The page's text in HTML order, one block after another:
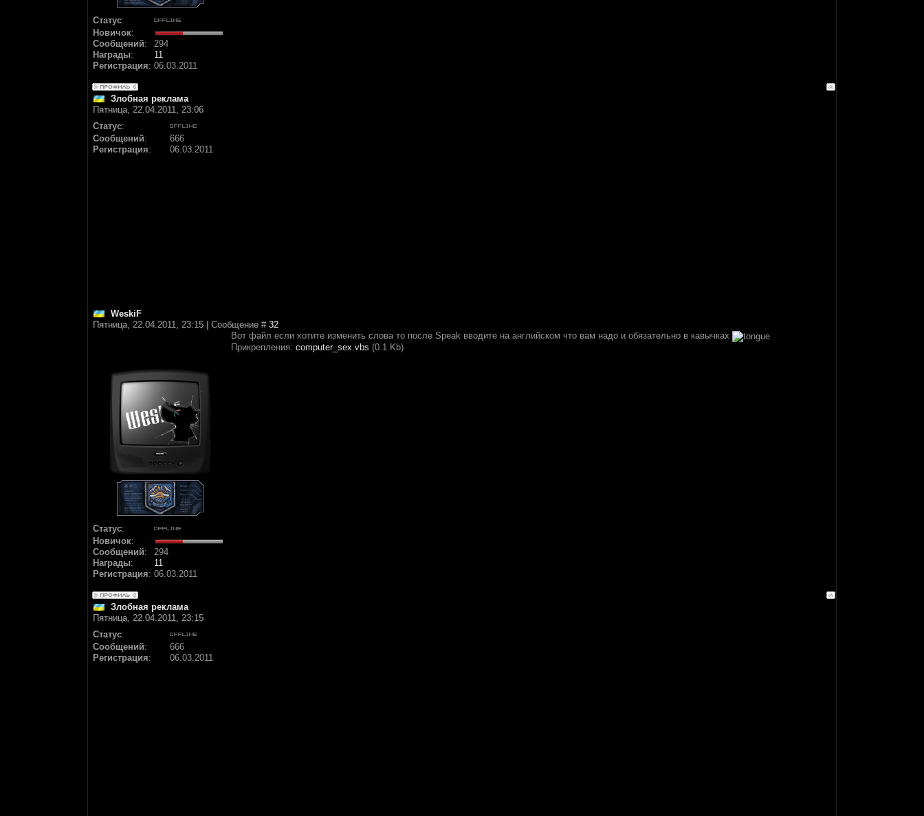
Статус:
Новичок:
Сообщений:
294
Награды:
11
Регистрация: 06.03.2011
Злобная реклама
Пятница, 22.04.2011, 23:06
Статус:
Сообщений:
666
Регистрация: 06.03.2011
WeskiF
Пятница, 22.04.2011, 23:15 | Сообщение # 32
Статус:
Новичок:
Сообщений:
294
Награды:
11
Регистрация: 06.03.2011
Вот файл если хотите изменить слова то после Speak вводите на английском что вам надо и обязательно в кавычках
Прикрепления: computer_sex.vbs (0.1 Kb)
Злобная реклама
Пятница, 22.04.2011, 23:15
Статус:
Сообщений:
666
Регистрация: 06.03.2011